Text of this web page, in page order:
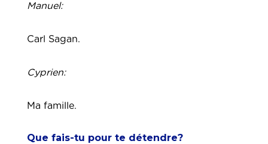
Manuel:
Carl Sagan.
Cyprien:
Ma famille.
Que fais-tu pour te détendre?